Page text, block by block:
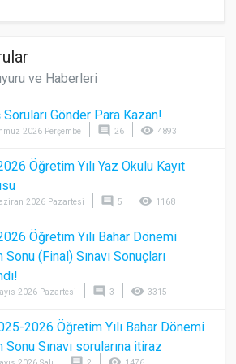
ve Haberleri
Soruları Gönder Para Kazan!
2026 Perşembe comment 26 visibility 4893
Öğretim Yılı Yaz Okulu Kayıt
2026 Pazartesi comment 5 visibility 1168
Öğretim Yılı Bahar Dönemi
Sonu (Final) Sınavı Sonuçları
2026 Pazartesi comment 3 visibility 3315
2026 Öğretim Yılı Bahar Dönemi
Sonu Sınavı sorularına itiraz